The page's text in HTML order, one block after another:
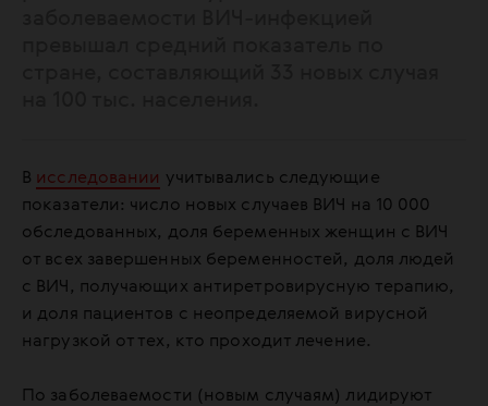
В исследовании учитывались следующие
показатели: число новых случаев ВИЧ на 10 000
обследованных, доля беременных женщин с ВИЧ
от всех завершенных беременностей, доля людей
с ВИЧ, получающих антиретровирусную терапию,
и доля пациентов с неопределяемой вирусной
нагрузкой от тех, кто проходит лечение.
По заболеваемости (новым случаям) лидируют